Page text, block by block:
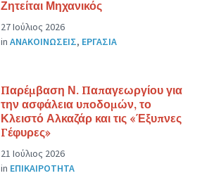
Ζητείται Μηχανικός
27 Ιούλιος 2026
in ΑΝΑΚΟΙΝΩΣΕΙΣ, ΕΡΓΑΣΙΑ
Παρέμβαση Ν. Παπαγεωργίου για
την ασφάλεια υποδομών, το
Κλειστό Αλκαζάρ και τις «Έξυπνες
Γέφυρες»
21 Ιούλιος 2026
in ΕΠΙΚΑΙΡΟΤΗΤΑ